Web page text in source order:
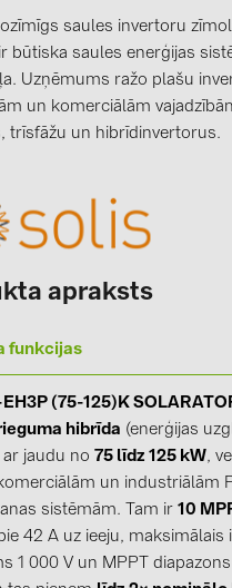
saules invertoru
būtiska saules enerģijas
Uzņēmums ražo plašu
un komerciālām
trīsfāžu un hibrīdinvertorus.
apraksts
funkcijas
(75-125)K
hibrīda (enerģijas
jaudu no 75 līdz 125 kW,
un industriālām
sistēmām. Tam ir 10
42 A uz ieeju, maksimālais
1 000 V un MPPT